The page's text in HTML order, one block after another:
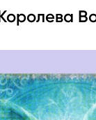
Рыбы